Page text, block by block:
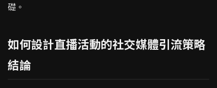
礎。
如何設計直播活動的社交媒體引流策略
結論